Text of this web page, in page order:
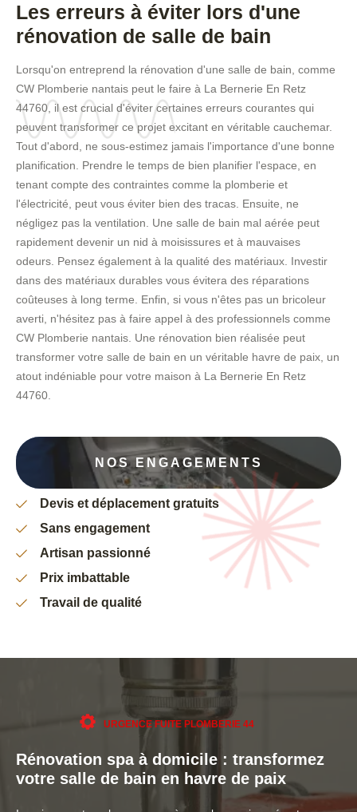
Les erreurs à éviter lors d'une
rénovation de salle de bain
Lorsqu'on entreprend la rénovation d'une salle de bain, comme
CW Plomberie nantais peut le faire à La Bernerie En Retz
44760, il est crucial d'éviter certaines erreurs courantes qui
peuvent transformer ce projet excitant en véritable cauchemar.
Tout d'abord, ne sous-estimez jamais l'importance d'une bonne
planification. Prendre le temps de bien planifier l'espace, en
tenant compte des contraintes comme la plomberie et
l'électricité, peut vous éviter bien des tracas. Ensuite, ne
négligez pas la ventilation. Une salle de bain mal aérée peut
rapidement devenir un nid à moisissures et à mauvaises
odeurs. Pensez également à la qualité des matériaux. Investir
dans des matériaux durables vous évitera des réparations
coûteuses à long terme. Enfin, si vous n'êtes pas un bricoleur
averti, n'hésitez pas à faire appel à des professionnels comme
CW Plomberie nantais. Une rénovation bien réalisée peut
transformer votre salle de bain en un véritable havre de paix, un
atout indéniable pour votre maison à La Bernerie En Retz
44760.
NOS ENGAGEMENTS
Devis et déplacement gratuits
Sans engagement
Artisan passionné
Prix imbattable
Travail de qualité
URGENCE FUITE PLOMBERIE 44
Rénovation spa à domicile : transformez
votre salle de bain en havre de paix